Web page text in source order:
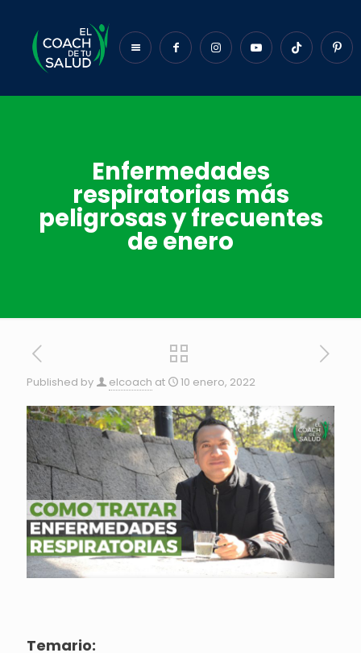
Enfermedades
respiratorias más
peligrosas y frecuentes
de enero
Published by elcoach at 10 enero, 2022
Temario: